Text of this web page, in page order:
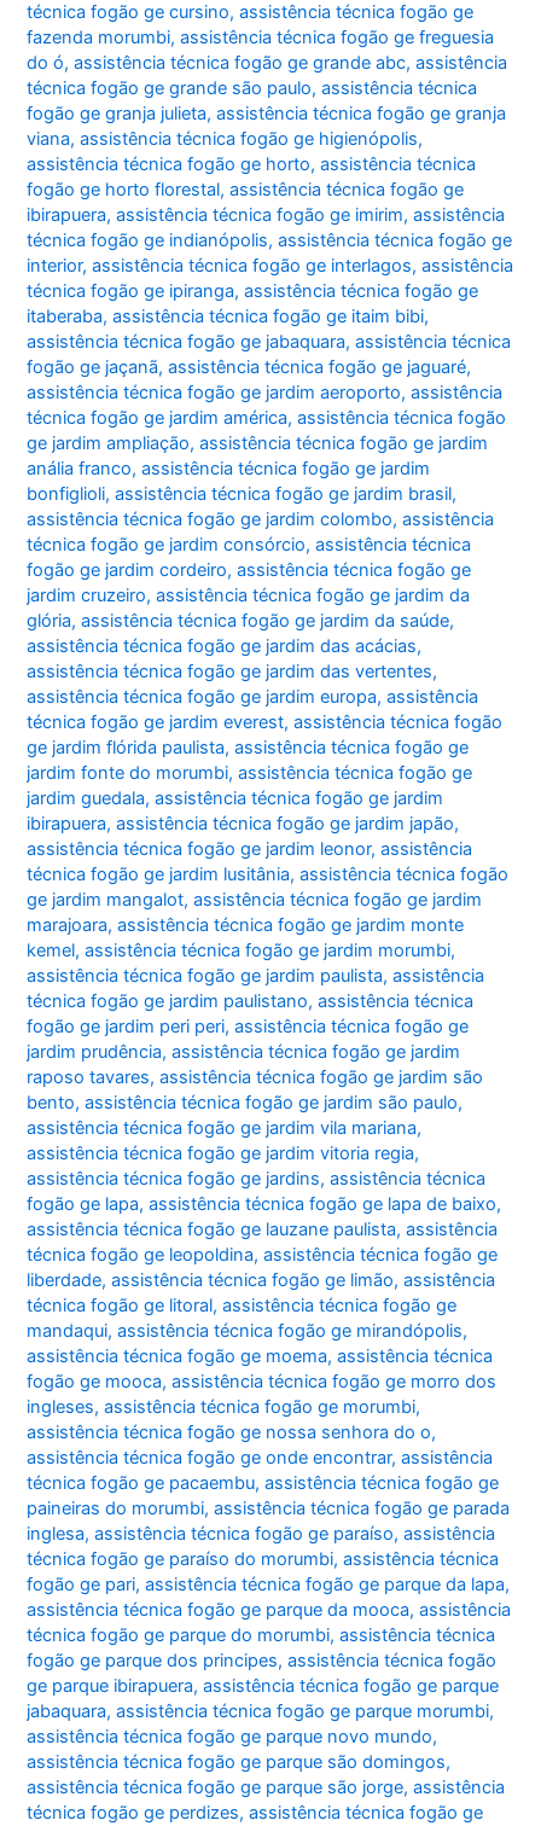
técnica fogão ge cursino,assistência técnica fogão ge
fazenda morumbi,assistência técnica fogão ge freguesia
do ó,assistência técnica fogão ge grande abc,assistência
técnica fogão ge grande são paulo,assistência técnica
fogão ge granja julieta,assistência técnica fogão ge granja
viana,assistência técnica fogão ge higienópolis,
assistência técnica fogão ge horto,assistência técnica
fogão ge horto florestal,assistência técnica fogão ge
ibirapuera,assistência técnica fogão ge imirim,assistência
técnica fogão ge indianópolis,assistência técnica fogão ge
interior,assistência técnica fogão ge interlagos,assistência
técnica fogão ge ipiranga,assistência técnica fogão ge
itaberaba,assistência técnica fogão ge itaim bibi,
assistência técnica fogão ge jabaquara,assistência técnica
fogão ge jaçanã,assistência técnica fogão ge jaguaré,
assistência técnica fogão ge jardim aeroporto,assistência
técnica fogão ge jardim américa,assistência técnica fogão
ge jardim ampliação,assistência técnica fogão ge jardim
anália franco,assistência técnica fogão ge jardim
bonfiglioli,assistência técnica fogão ge jardim brasil,
assistência técnica fogão ge jardim colombo,assistência
técnica fogão ge jardim consórcio,assistência técnica
fogão ge jardim cordeiro,assistência técnica fogão ge
jardim cruzeiro,assistência técnica fogão ge jardim da
glória,assistência técnica fogão ge jardim da saúde,
assistência técnica fogão ge jardim das acácias,
assistência técnica fogão ge jardim das vertentes,
assistência técnica fogão ge jardim europa,assistência
técnica fogão ge jardim everest,assistência técnica fogão
ge jardim flórida paulista,assistência técnica fogão ge
jardim fonte do morumbi,assistência técnica fogão ge
jardim guedala,assistência técnica fogão ge jardim
ibirapuera,assistência técnica fogão ge jardim japão,
assistência técnica fogão ge jardim leonor,assistência
técnica fogão ge jardim lusitânia,assistência técnica fogão
ge jardim mangalot,assistência técnica fogão ge jardim
marajoara,assistência técnica fogão ge jardim monte
kemel,assistência técnica fogão ge jardim morumbi,
assistência técnica fogão ge jardim paulista,assistência
técnica fogão ge jardim paulistano,assistência técnica
fogão ge jardim peri peri,assistência técnica fogão ge
jardim prudência,assistência técnica fogão ge jardim
raposo tavares,assistência técnica fogão ge jardim são
bento,assistência técnica fogão ge jardim são paulo,
assistência técnica fogão ge jardim vila mariana,
assistência técnica fogão ge jardim vitoria regia,
assistência técnica fogão ge jardins,assistência técnica
fogão ge lapa,assistência técnica fogão ge lapa de baixo,
assistência técnica fogão ge lauzane paulista,assistência
técnica fogão ge leopoldina,assistência técnica fogão ge
liberdade,assistência técnica fogão ge limão,assistência
técnica fogão ge litoral,assistência técnica fogão ge
mandaqui,assistência técnica fogão ge mirandópolis,
assistência técnica fogão ge moema,assistência técnica
fogão ge mooca,assistência técnica fogão ge morro dos
ingleses,assistência técnica fogão ge morumbi,
assistência técnica fogão ge nossa senhora do o,
assistência técnica fogão ge onde encontrar,assistência
técnica fogão ge pacaembu,assistência técnica fogão ge
paineiras do morumbi,assistência técnica fogão ge parada
inglesa,assistência técnica fogão ge paraíso,assistência
técnica fogão ge paraíso do morumbi,assistência técnica
fogão ge pari,assistência técnica fogão ge parque da lapa,
assistência técnica fogão ge parque da mooca,assistência
técnica fogão ge parque do morumbi,assistência técnica
fogão ge parque dos principes,assistência técnica fogão
ge parque ibirapuera,assistência técnica fogão ge parque
jabaquara,assistência técnica fogão ge parque morumbi,
assistência técnica fogão ge parque novo mundo,
assistência técnica fogão ge parque são domingos,
assistência técnica fogão ge parque são jorge,assistência
técnica fogão ge perdizes,assistência técnica fogão ge